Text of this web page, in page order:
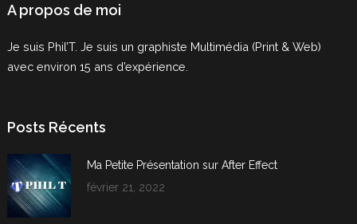
A propos de moi
Je suis Phil’T. Je suis un graphiste Multimédia (Print & Web)
avec environ 15 ans d’expérience.
Posts Récents
Ma Petite Présentation sur After Effect
février 21, 2022